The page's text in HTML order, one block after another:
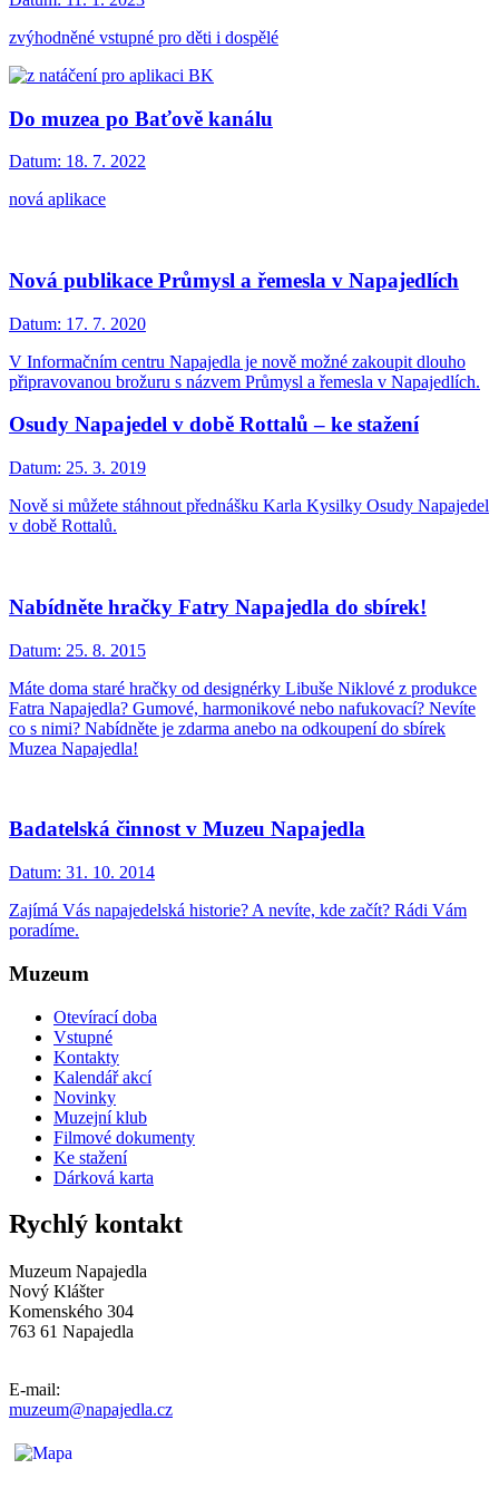
zvýhodněné vstupné pro děti i dospělé
Do muzea po Baťově kanálu
Datum: 18. 7. 2022
nová aplikace
Nová publikace Průmysl a řemesla v Napajedlích
Datum: 17. 7. 2020
V Informačním centru Napajedla je nově možné zakoupit dlouho
připravovanou brožuru s názvem Průmysl a řemesla v Napajedlích.
Osudy Napajedel v době Rottalů – ke stažení
Datum: 25. 3. 2019
Nově si můžete stáhnout přednášku Karla Kysilky Osudy Napajedel
v době Rottalů.
Nabídněte hračky Fatry Napajedla do sbírek!
Datum: 25. 8. 2015
Máte doma staré hračky od designérky Libuše Niklové z produkce
Fatra Napajedla? Gumové, harmonikové nebo nafukovací? Nevíte
co s nimi? Nabídněte je zdarma anebo na odkoupení do sbírek
Muzea Napajedla!
Badatelská činnost v Muzeu Napajedla
Datum: 31. 10. 2014
Zajímá Vás napajedelská historie? A nevíte, kde začít? Rádi Vám
poradíme.
Muzeum
Otevírací doba
Vstupné
Kontakty
Kalendář akcí
Novinky
Muzejní klub
Filmové dokumenty
Ke stažení
Dárková karta
Rychlý kontakt
Muzeum Napajedla
Nový Klášter
Komenského 304
763 61 Napajedla
E-mail:
muzeum@napajedla.cz